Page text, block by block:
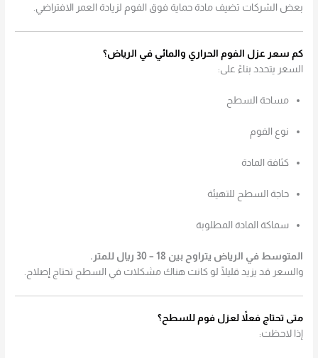
بعض الشركات تضيف مادة حماية فوق الفوم لزيادة العمر الافتراضي.
كم سعر عزل الفوم الحراري والمائي في الرياض؟
السعر يتحدد بناءً على:
مساحة السطح
نوع الفوم
كثافة المادة
حاجة السطح للتهيئة
سماكة المادة المطلوبة
المتوسط في الرياض يتراوح بين 18 – 30 ريال للمتر.
والسعر قد يزيد قليلًا لو كانت هناك مشكلات في السطح تحتاج إصلاح.
متى تحتاج فعلاً لعزل فوم للسطح؟
إذا لاحظت: